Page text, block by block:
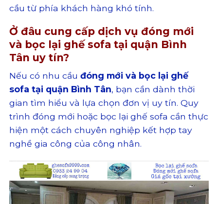
cầu từ phía khách hàng khó tính.
Ở đâu cung cấp dịch vụ đóng mới
và bọc lại ghế sofa tại quận Bình
Tân uy tín?
Nếu có nhu cầuđóng mới và bọc lại ghế
sofa tại quận Bình Tân, bạn cần dành thời
gian tìm hiểu và lựa chọn đơn vị uy tín. Quy
trình đóng mới hoặc bọc lại ghế sofa cần thực
hiện một cách chuyên nghiệp kết hợp tay
nghề gia công của công nhân.